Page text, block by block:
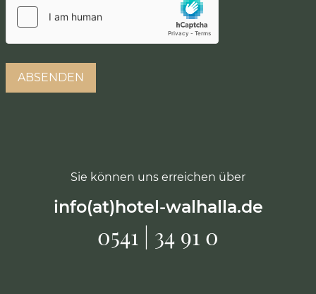
Sie können uns erreichen über
info(at)hotel-walhalla.de
0541 | 34 91 0